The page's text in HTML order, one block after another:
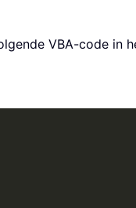
VBA-code in